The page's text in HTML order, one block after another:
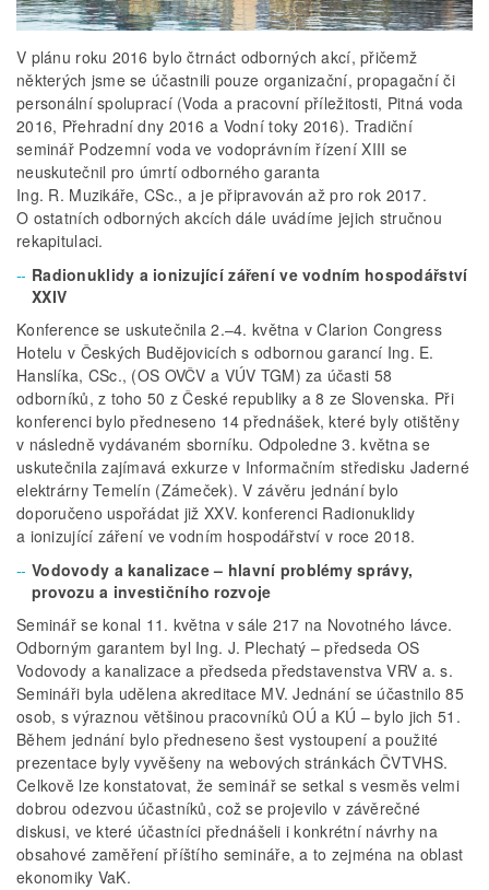
V plánu roku 2016 bylo čtrnáct odborných akcí, přičemž
některých jsme se účastnili pouze organizační, propagační či
personální spoluprací (Voda a pracovní příležitosti, Pitná voda
2016, Přehradní dny 2016 a Vodní toky 2016). Tradiční
seminář Podzemní voda ve vodoprávním řízení XIII se
neuskutečnil pro úmrtí odborného garanta
Ing. R. Muzikáře, CSc., a je připravován až pro rok 2017.
O ostatních odborných akcích dále uvádíme jejich stručnou
rekapitulaci.
Radionuklidy a ionizující záření ve vodním hospodářství
XXIV
Konference se uskutečnila 2.–4. května v Clarion Congress
Hotelu v Českých Budějovicích s odbornou garancí Ing. E.
Hanslíka, CSc., (OS OVČV a VÚV TGM) za účasti 58
odborníků, z toho 50 z České republiky a 8 ze Slovenska. Při
konferenci bylo předneseno 14 přednášek, které byly otištěny
v následně vydávaném sborníku. Odpoledne 3. května se
uskutečnila zajímavá exkurze v Informačním středisku Jaderné
elektrárny Temelín (Zámeček). V závěru jednání bylo
doporučeno uspořádat již XXV. konferenci Radionuklidy
a ionizující záření ve vodním hospodářství v roce 2018.
Vodovody a kanalizace – hlavní problémy správy,
provozu a investičního rozvoje
Seminář se konal 11. května v sále 217 na Novotného lávce.
Odborným garantem byl Ing. J. Plechatý – předseda OS
Vodovody a kanalizace a předseda představenstva VRV a. s.
Semináři byla udělena akreditace MV. Jednání se účastnilo 85
osob, s výraznou většinou pracovníků OÚ a KÚ – bylo jich 51.
Během jednání bylo předneseno šest vystoupení a použité
prezentace byly vyvěšeny na webových stránkách ČVTVHS.
Celkově lze konstatovat, že seminář se setkal s vesměs velmi
dobrou odezvou účastníků, což se projevilo v závěrečné
diskusi, ve které účastníci přednášeli i konkrétní návrhy na
obsahové zaměření příštího semináře, a to zejména na oblast
ekonomiky VaK.